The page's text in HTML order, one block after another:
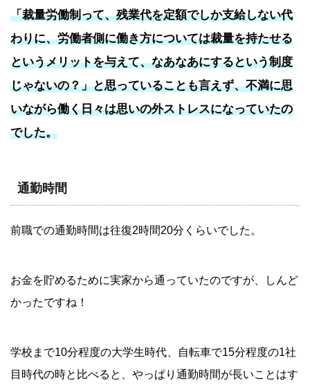
「裁量労働制って、残業代を定額でしか支給しない代
わりに、労働者側に働き方については裁量を持たせる
というメリットを与えて、なあなあにするという制度
じゃないの？」と思っていることも言えず、不満に思
いながら働く日々は思いの外ストレスになっていたの
でした。
通勤時間
前職での通勤時間は往復2時間20分くらいでした。
お金を貯めるために実家から通っていたのですが、しんど
かったですね！
学校まで10分程度の大学生時代、自転車で15分程度の1社
目時代の時と比べると、やっぱり通勤時間が長いことはす